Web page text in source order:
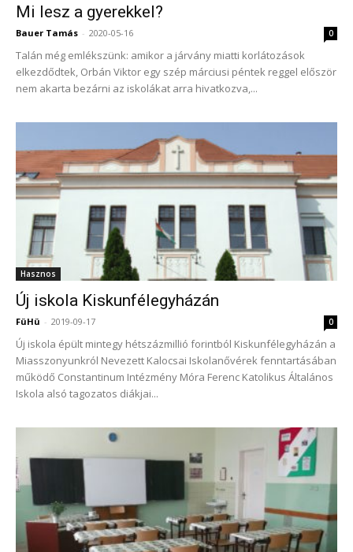
Mi lesz a gyerekkel?
Bauer Tamás - 2020-05-16 0
Talán még emlékszünk: amikor a járvány miatti korlátozások
elkezdődtek, Orbán Viktor egy szép márciusi péntek reggel először
nem akarta bezárni az iskolákat arra hivatkozva,...
Hasznos
Új iskola Kiskunfélegyházán
FüHü - 2019-09-17 0
Új iskola épült mintegy hétszázmillió forintból Kiskunfélegyházán a
Miasszonyunkról Nevezett Kalocsai Iskolanővérek fenntartásában
működő Constantinum Intézmény Móra Ferenc Katolikus Általános
Iskola alsó tagozatos diákjai...